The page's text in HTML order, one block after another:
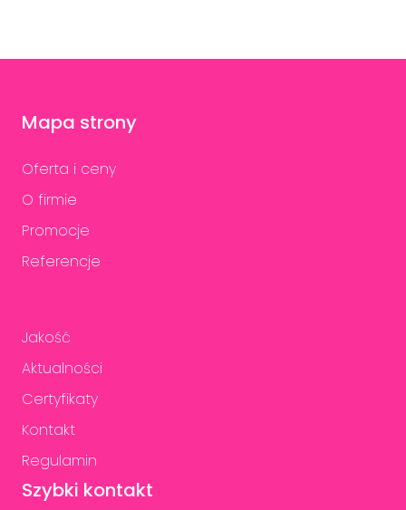
Mapa strony
Oferta i ceny
O firmie
Promocje
Referencje
Jakość
Aktualności
Certyfikaty
Kontakt
Regulamin
Szybki kontakt